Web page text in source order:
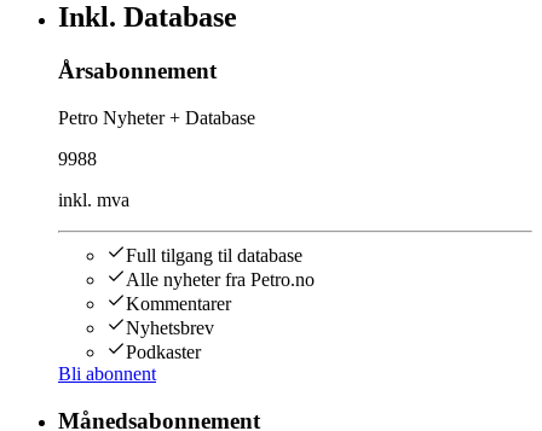
Inkl. Database
Årsabonnement
Petro Nyheter + Database
9988
inkl. mva
Full tilgang til database
Alle nyheter fra Petro.no
Kommentarer
Nyhetsbrev
Podkaster
Bli abonnent
Månedsabonnement